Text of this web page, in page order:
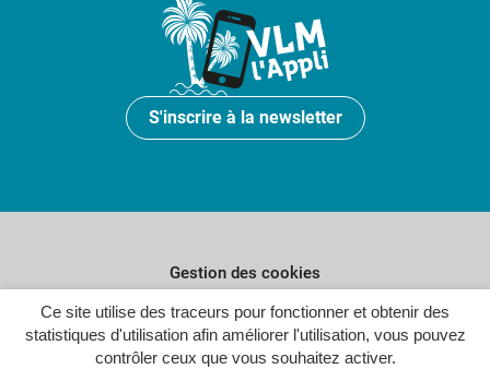
Ce site utilise des traceurs pour fonctionner et obtenir des
statistiques d'utilisation afin améliorer l'utilisation, vous pouvez
contrôler ceux que vous souhaitez activer.
S'inscrire à la newsletter
Gestion des cookies
Plan du site
Politique de confidentialité